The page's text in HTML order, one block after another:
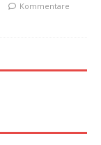
Kommentare